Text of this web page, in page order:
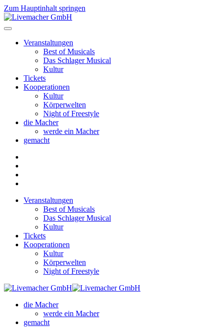
Zum Hauptinhalt springen
Veranstaltungen
Best of Musicals
Das Schlager Musical
Kultur
Tickets
Kooperationen
Kultur
Körperwelten
Night of Freestyle
die Macher
werde ein Macher
gemacht
Veranstaltungen
Best of Musicals
Das Schlager Musical
Kultur
Tickets
Kooperationen
Kultur
Körperwelten
Night of Freestyle
die Macher
werde ein Macher
gemacht